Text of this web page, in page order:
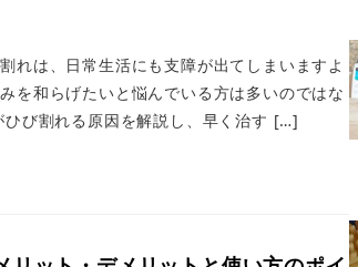
れは、日常生活にも支障が出てしまいますよ
を和らげたいと悩んでいる方は多いのではな
び割れる原因を解説し、早く治す […]